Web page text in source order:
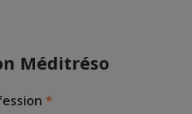
Méditréso